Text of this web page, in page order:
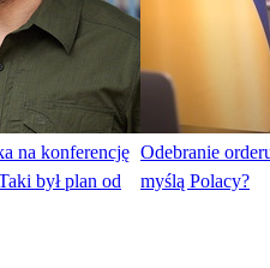
na konferencję
był plan od
Odebranie
myślą Polacy?